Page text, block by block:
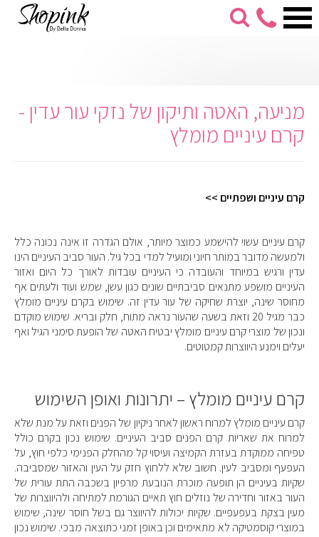
053-
274-
מניעה, האטה ותיקון של נזקי עור עדין -
קרם עיניים מומלץ
קרם עיניים ושפתיים >>
קרם עיניים עשוי להישמע כמוצר מיותר, אולם הגדרה זו אינה נכונה כלל
ולמעשה מדובר במותר חיוני ומועיל למדי בכל גיל. העור סביב העיניים הינו
עדין ורגיש במיוחד והעובדה כי העיניים עובדות לאורך כל היום ואזור
העיניים מושפע מתנאים סביבתיים שונים כגון עשן, שמש ועוד ולעתים אף
מחוסר שינה, יוצרת שחיקה של עור עדין זה. שימוש בקרם עיניים מומלץ
כבר מגיל 20 וזאת בשעה שהעור נראה מתוח, חלק ובריא. שימוש מוקדם
ונכון של מוצרי קרם עיניים מומלץ יבטיח האטה של הופעת סימני הגיל ואף
יעלים וימנע היווצרות קמטוטים.
קרם עיניים מומלץ – יתרונות ואופן השימוש
קרם עיניים מומלץ למרוח ראשון לאחר ניקיון של הפנים וזאת על מנת שלא
למרוח את שאריות קרם הפנים סביב העיניים. שימוש נכון בקרם כולל
טפיחה ממוקדת בעזרת הקמיצה ועיסוי קל מהחלק הפנימי כלפי חוץ, על
העפעף ומסביב לעין. חשוב שלא ללחוץ חזק על העין והאזור שמסביבה.
שקיות בעיניים הן תופעה מוכרת הנובעת מרפיון בשכבה התת עורית של
העור באזור וחדירה של נוזלים חוץ תאיים הגורמת למתיחה ולהיווצרות של
מעין בצקת בעפעפיים. שקיות יכולות להיווצר גם בשל חוסר שינה, שימוש
במוצרי קוסמטיקה לא מתאימים וכן באופן זמני כתוצאה מבכי. שימוש נכון